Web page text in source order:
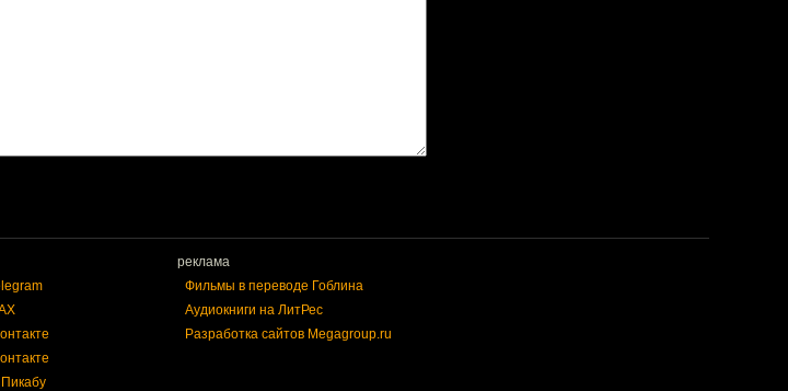
реклама
Фильмы в переводе Гоблина
Аудиокниги на ЛитРес
Разработка сайтов Megagroup.ru